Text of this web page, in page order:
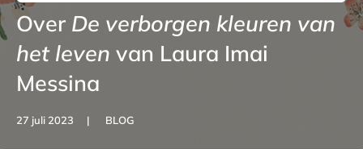
besteld,
volgende
werkdag
in huis
Veilig
betalen
Gratis
boeken,
auteurs
en
uitgevers
Artikelen
Over De verborgen kleuren van
het leven van Laura Imai
Messina
27 juli 2023 BLOG